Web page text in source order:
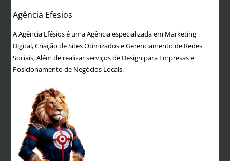
Agência Efesios
A Agência Efésios é uma Agência especializada em Marketing
Digital, Criação de Sites Otimizados e Gerenciamento de Redes
Sociais, Além de realizar serviços de Design para Empresas e
Posicionamento de Negócios Locais.